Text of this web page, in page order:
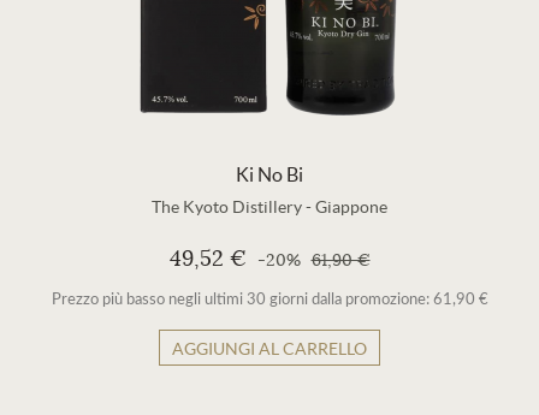
Ki No Bi
The Kyoto Distillery-Giappone
49,52 € -20% 61,90 €
Prezzo più basso negli ultimi 30 giorni dalla promozione: 61,90 €
AGGIUNGI AL CARRELLO